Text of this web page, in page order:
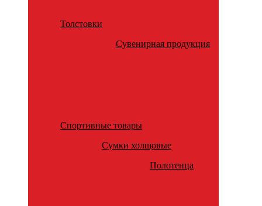
Толстовки
Сувенирная продукция
Спортивные товары
Сумки холщовые
Полотенца